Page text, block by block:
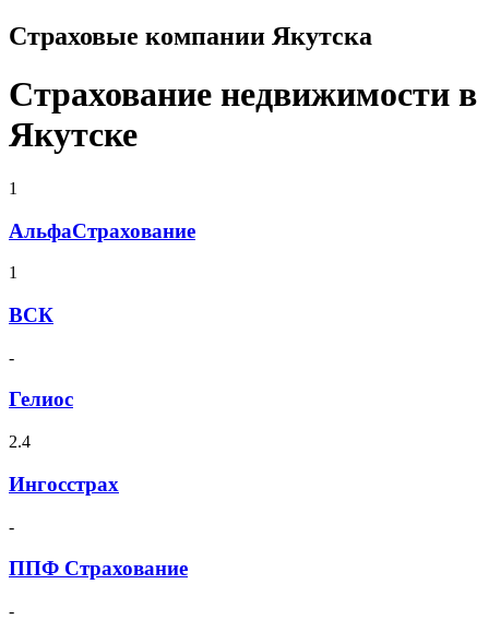
Страховые компании Якутска
Страхование недвижимости в
Якутске
1
АльфаСтрахование
1
ВСК
-
Гелиос
2.4
Ингосстрах
-
ППФ Страхование
-